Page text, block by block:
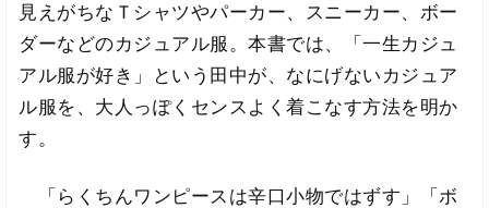
見えがちなＴシャツやパーカー、スニーカー、ボー
ダーなどのカジュアル服。本書では、「一生カジュ
アル服が好き」という田中が、なにげないカジュア
ル服を、大人っぽくセンスよく着こなす方法を明か
す。
「らくちんワンピースは辛口小物ではずす」「ボ